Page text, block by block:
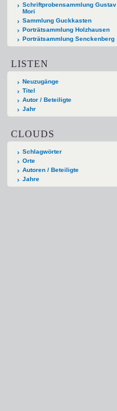
Schriftprobensammlung Gustav
Mori
Sammlung Guckkasten
Porträtsammlung Holzhausen
Porträtsammlung Senckenberg
LISTEN
Neuzugänge
Titel
Autor / Beteiligte
Jahr
CLOUDS
Schlagwörter
Orte
Autoren / Beteiligte
Jahre